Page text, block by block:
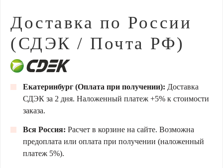
Доставка по России
(СДЭК / Почта РФ)
Екатеринбург (Оплата при получении): Доставка
СДЭК за 2 дня. Наложенный платеж +5% к стоимости
заказа.
Вся Россия: Расчет в корзине на сайте. Возможна
предоплата или оплата при получении (наложенный
платеж 5%).